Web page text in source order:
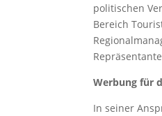
politischen
Bereich
Werbung für
In seiner